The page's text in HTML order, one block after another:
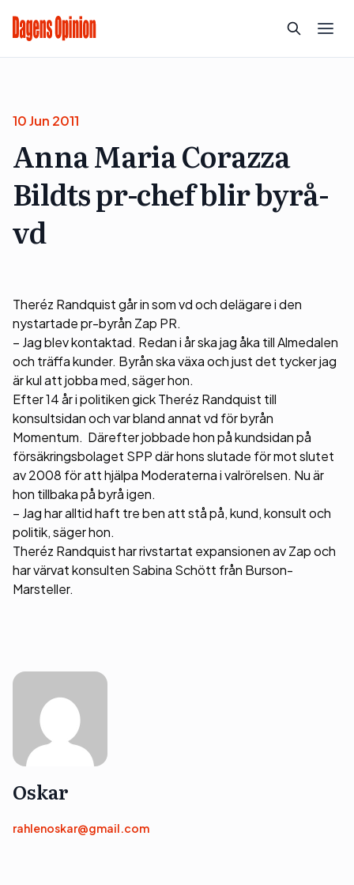
10 Jun 2011
Anna Maria Corazza
Bildts pr-chef blir byrå-
vd
Theréz Randquist går in som vd och delägare i den
nystartade pr-byrån Zap PR.
– Jag blev kontaktad. Redan i år ska jag åka till Almedalen
och träffa kunder. Byrån ska växa och just det tycker jag
är kul att jobba med, säger hon.
Efter 14 år i politiken gick Theréz Randquist till
konsultsidan och var bland annat vd för byrån
Momentum. Därefter jobbade hon på kundsidan på
försäkringsbolaget SPP där hons slutade för mot slutet
av 2008 för att hjälpa Moderaterna i valrörelsen. Nu är
hon tillbaka på byrå igen.
– Jag har alltid haft tre ben att stå på, kund, konsult och
politik, säger hon.
Theréz Randquist har rivstartat expansionen av Zap och
har värvat konsulten Sabina Schött från Burson-
Marsteller.
Oskar
rahlenoskar@gmail.com